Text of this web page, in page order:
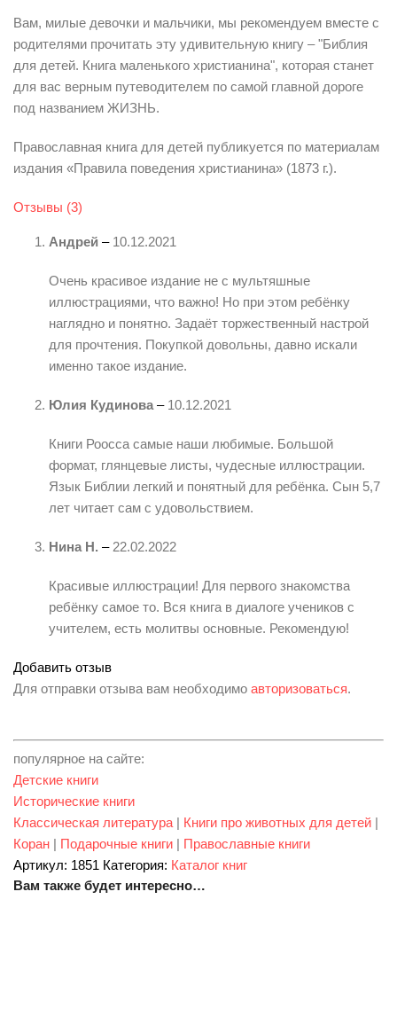
Вам, милые девочки и мальчики, мы рекомендуем вместе с
родителями прочитать эту удивительную книгу – "Библия
для детей. Книга маленького христианина", которая станет
для вас верным путеводителем по самой главной дороге
под названием ЖИЗНЬ.
Православная книга для детей публикуется по материалам
издания «Правила поведения христианина» (1873 г.).
Отзывы (3)
Андрей – 10.12.2021
Очень красивое издание не с мультяшные
иллюстрациями, что важно! Но при этом ребёнку
наглядно и понятно. Задаёт торжественный настрой
для прочтения. Покупкой довольны, давно искали
именно такое издание.
Юлия Кудинова – 10.12.2021
Книги Роосса самые наши любимые. Большой
формат, глянцевые листы, чудесные иллюстрации.
Язык Библии легкий и понятный для ребёнка. Сын 5,7
лет читает сам с удовольствием.
Нина Н. – 22.02.2022
Красивые иллюстрации! Для первого знакомства
ребёнку самое то. Вся книга в диалоге учеников с
учителем, есть молитвы основные. Рекомендую!
Добавить отзыв
Для отправки отзыва вам необходимо авторизоваться.
популярное на сайте:
Детские книги
Исторические книги
Классическая литература | Книги про животных для детей |
Коран | Подарочные книги | Православные книги
Артикул: 1851 Категория: Каталог книг
Вам также будет интересно…